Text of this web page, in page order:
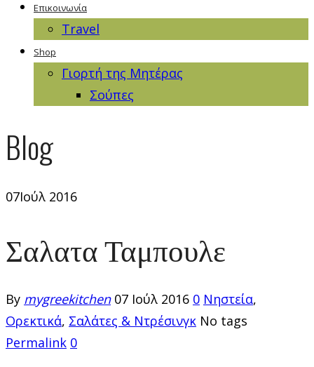
Επικοινωνία
Travel
Shop
Γιορτή της Μητέρας
Σούπες
Blog
07Ιούλ 2016
Σαλατα Ταμπουλε
By mygreekitchen 07 Ιούλ 2016 0 Νηστεία,
Ορεκτικά, Σαλάτες & Ντρέσινγκ No tags
Permalink 0